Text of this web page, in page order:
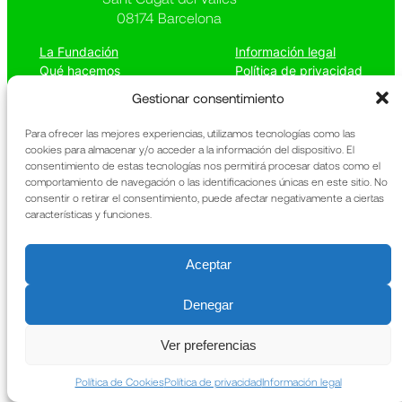
Gestionar consentimiento
Para ofrecer las mejores experiencias, utilizamos tecnologías como las
cookies para almacenar y/o acceder a la información del dispositivo. El
consentimiento de estas tecnologías nos permitirá procesar datos como el
comportamiento de navegación o las identificaciones únicas en este sitio. No
consentir o retirar el consentimiento, puede afectar negativamente a ciertas
características y funciones.
Aceptar
Denegar
Ver preferencias
Política de CookiesPolítica de privacidadInformación legal
08174 Barcelona
La Fundación
Qué hacemos
Contacto
Información legal
Política de privacidad
Memoria anual
URIACH